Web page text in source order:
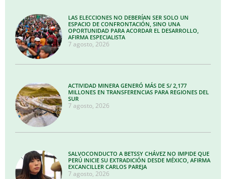
LAS ELECCIONES NO DEBERÍAN SER SOLO UN
ESPACIO DE CONFRONTACIÓN, SINO UNA
OPORTUNIDAD PARA ACORDAR EL DESARROLLO,
AFIRMA ESPECIALISTA
7 agosto, 2026
ACTIVIDAD MINERA GENERÓ MÁS DE S/ 2,177
MILLONES EN TRANSFERENCIAS PARA REGIONES DEL
SUR
7 agosto, 2026
SALVOCONDUCTO A BETSSY CHÁVEZ NO IMPIDE QUE
PERÚ INICIE SU EXTRADICIÓN DESDE MÉXICO, AFIRMA
EXCANCILLER CARLOS PAREJA
7 agosto, 2026